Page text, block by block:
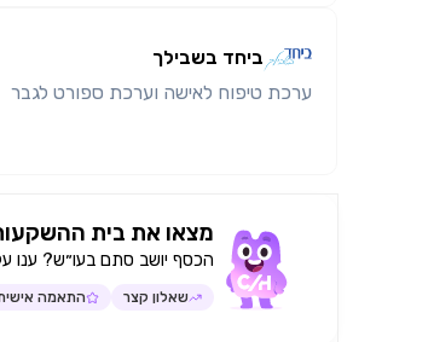
ביחד בשבילך
ערכת טיפוח לאישה וערכת ספורט לגבר
מצאו את בית
הכסף יושב סתם בעו״ש? ענו
שאלון קצר התאמה